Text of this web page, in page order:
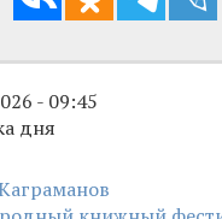
- 09:45
дня